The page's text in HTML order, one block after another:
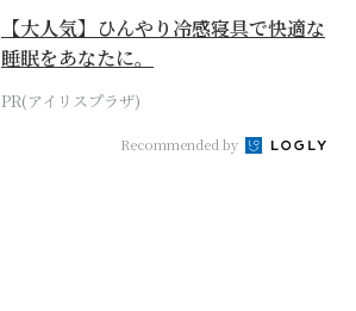
【大人気】ひんやり冷感寝具で快適な
睡眠をあなたに。
PR(アイリスプラザ)
Recommended by